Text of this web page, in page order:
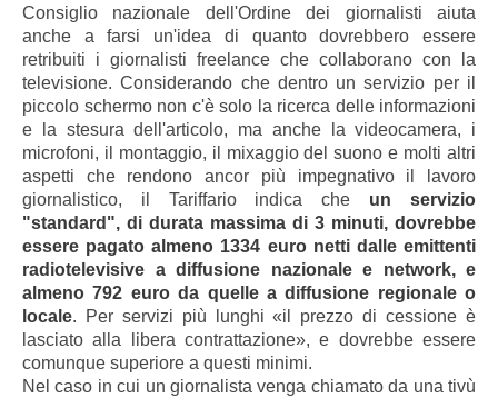
Consiglio nazionale dell'Ordine dei giornalisti aiuta
anche a farsi un'idea di quanto dovrebbero essere
retribuiti i giornalisti freelance che collaborano con la
televisione. Considerando che dentro un servizio per il
piccolo schermo non c'è solo la ricerca delle informazioni
e la stesura dell'articolo, ma anche la videocamera, i
microfoni, il montaggio, il mixaggio del suono e molti altri
aspetti che rendono ancor più impegnativo il lavoro
giornalistico, il Tariffario indica che un servizio
"standard", di durata massima di 3 minuti, dovrebbe
essere pagato almeno 1334 euro netti dalle emittenti
radiotelevisive a diffusione nazionale e network, e
almeno 792 euro da quelle a diffusione regionale o
locale. Per servizi più lunghi «il prezzo di cessione è
lasciato alla libera contrattazione», e dovrebbe essere
comunque superiore a questi minimi.
Nel caso in cui un giornalista venga chiamato da una tivù